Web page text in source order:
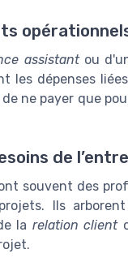
assistantou
les dépenses
ne payer que
de
souvent des
Ils
la relation client